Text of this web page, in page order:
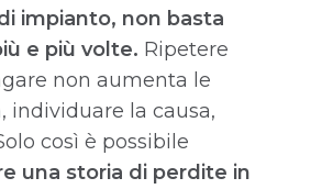
impianto, non basta
e più volte. Ripetere
non aumenta le
individuare la causa,
così è possibile
una storia di perdite in